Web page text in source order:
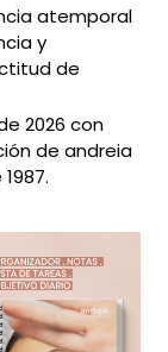
atemporal
y
de
2026 con
de andreia